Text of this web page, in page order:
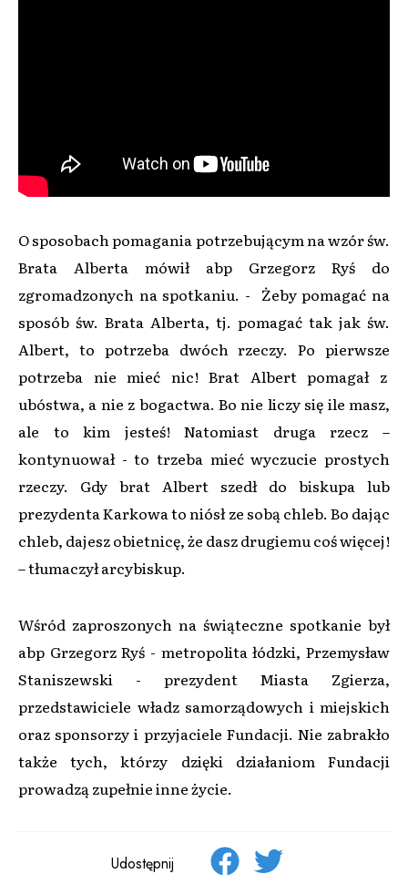
O sposobach pomagania potrzebującym na wzór św.
Brata Alberta mówił abp Grzegorz Ryś do
zgromadzonych na spotkaniu. - Żeby pomagać na
sposób św. Brata Alberta, tj. pomagać tak jak św.
Albert, to potrzeba dwóch rzeczy. Po pierwsze
potrzeba nie mieć nic! Brat Albert pomagał z
ubóstwa, a nie z bogactwa. Bo nie liczy się ile masz,
ale to kim jesteś! Natomiast druga rzecz –
kontynuował - to trzeba mieć wyczucie prostych
rzeczy. Gdy brat Albert szedł do biskupa lub
prezydenta Karkowa to niósł ze sobą chleb. Bo dając
chleb, dajesz obietnicę, że dasz drugiemu coś więcej!
– tłumaczył arcybiskup.
Wśród zaproszonych na świąteczne spotkanie był
abp Grzegorz Ryś - metropolita łódzki, Przemysław
Staniszewski - prezydent Miasta Zgierza,
przedstawiciele władz samorządowych i miejskich
oraz sponsorzy i przyjaciele Fundacji. Nie zabrakło
także tych, którzy dzięki działaniom Fundacji
prowadzą zupełnie inne życie.
Udostępnij